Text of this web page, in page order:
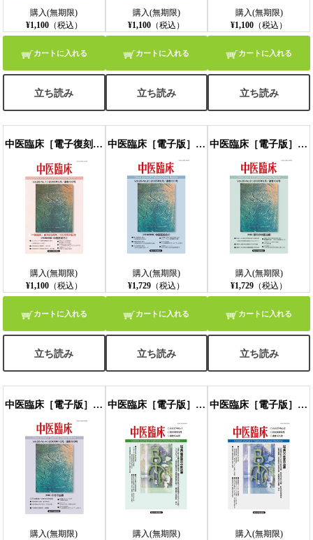
購入(無期限)
¥1,100（税込）
カートに入れる
立ち読み
購入(無期限)
¥1,100 （税込）
カートに入れる
立ち読み
購入(無期限)
¥1,100 （税込）
カートに入れる
立ち読み
中医臨床［電子復刻版］通巻100号
購入(無期限)
¥1,100（税込）
カートに入れる
立ち読み
中医臨床［電子版］通巻101号
購入(無期限)
¥1,729 （税込）
カートに入れる
立ち読み
中医臨床［電子版］通巻102号
購入(無期限)
¥1,729 （税込）
カートに入れる
立ち読み
中医臨床［電子版］通巻103号
購入(無期限)
中医臨床［電子版］通巻104号
購入(無期限)
中医臨床［電子版］通巻105号
購入(無期限)